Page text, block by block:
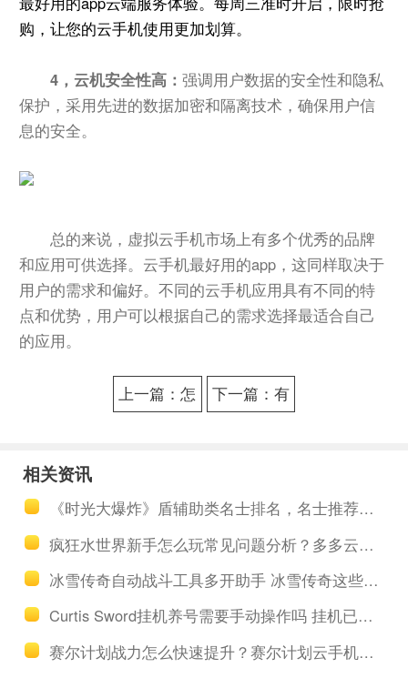
购，让您的云手机使用更加划算。
4，云机安全性高：强调用户数据的安全性和隐私
保护，采用先进的数据加密和隔离技术，确保用户信
息的安全。
总的来说，虚拟云手机市场上有多个优秀的品牌
和应用可供选择。云手机最好用的app，这同样取决于
用户的需求和偏好。不同的云手机应用具有不同的特
点和优势，用户可以根据自己的需求选择最适合自己
的应用。
上一篇：怎
游电脑版PC
端教程
下一篇：有
手教程
相关资讯
《时光大爆炸》盾辅助类名士排名，名士推荐搭配
疯狂水世界新手怎么玩常见问题分析？多多云手机多开托管挂机升级打怪
冰雪传奇自动战斗工具多开助手 冰雪传奇这些攻略你知道吗
Curtis Sword挂机养号需要手动操作吗 挂机已经实现全自动
赛尔计划战力怎么快速提升？赛尔计划云手机游戏工具，24小时挂机托管